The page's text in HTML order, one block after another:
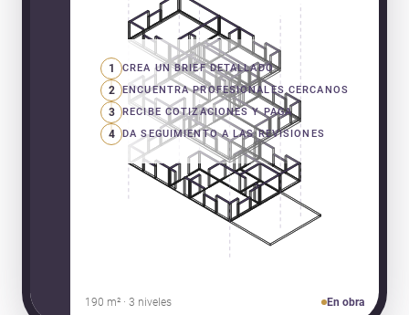
1 CREA UN BRIEF DETALLADO
2 ENCUENTRA PROFESIONALES CERCANOS
3 RECIBE COTIZACIONES Y PAGA
4 DA SEGUIMIENTO A LAS REVISIONES
190 m² · 3 niveles En obra